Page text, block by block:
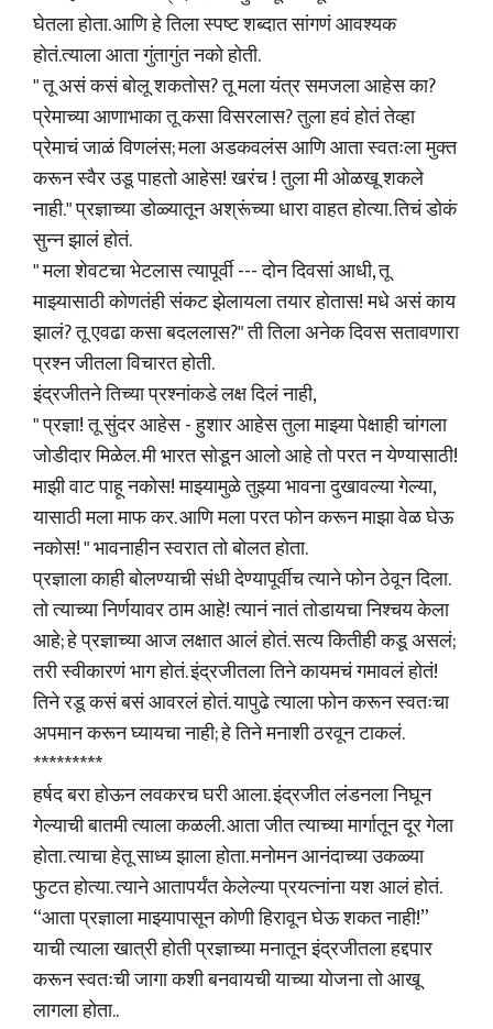
घेतला होता. आणि हे तिला स्पष्ट शब्दात सांगणं आवश्यक
होतं.त्याला आता गुंतागुंत नको होती.
" तू असं कसं बोलू शकतोस? तू मला यंत्र समजला आहेस का?
प्रेमाच्या आणाभाका तू कसा विसरलास? तुला हवं होतं तेव्हा
प्रेमाचं जाळं विणलंस; मला अडकवलंस आणि आता स्वतःला मुक्त
करून स्वैर उडू पाहतो आहेस! खरंच ! तुला मी ओळखू शकले
नाही." प्रज्ञाच्या डोळ्यातून अश्रूंच्या धारा वाहत होत्या. तिचं डोकं
सुन्न झालं होतं.
" मला शेवटचा भेटलास त्यापूर्वी --- दोन दिवसां आधी, तू
माझ्यासाठी कोणतंही संकट झेलायला तयार होतास! मधे असं काय
झालं? तू एवढा कसा बदललास?" ती तिला अनेक दिवस सतावणारा
प्रश्न जीतला विचारत होती.
इंद्रजीतने तिच्या प्रश्नांकडे लक्ष दिलं नाही,
" प्रज्ञा! तू सुंदर आहेस - हुशार आहेस तुला माझ्या पेक्षाही चांगला
जोडीदार मिळेल. मी भारत सोडून आलो आहे तो परत न येण्यासाठी!
माझी वाट पाहू नकोस! माझ्यामुळे तुझ्या भावना दुखावल्या गेल्या,
यासाठी मला माफ कर. आणि मला परत फोन करून माझा वेळ घेऊ
नकोस! " भावनाहीन स्वरात तो बोलत होता.
प्रज्ञाला काही बोलण्याची संधी देण्यापूर्वीच त्याने फोन ठेवून दिला.
तो त्याच्या निर्णयावर ठाम आहे! त्यानं नातं तोडायचा निश्चय केला
आहे; हे प्रज्ञाच्या आज लक्षात आलं होतं. सत्य कितीही कडू असलं;
तरी स्वीकारणं भाग होतं. इंद्रजीतला तिने कायमचं गमावलं होतं!
तिने रडू कसं बसं आवरलं होतं. यापुढे त्याला फोन करून स्वतःचा
अपमान करून घ्यायचा नाही; हे तिने मनाशी ठरवून टाकलं.
*********
हर्षद बरा होऊन लवकरच घरी आला. इंद्रजीत लंडनला निघून
गेल्याची बातमी त्याला कळली. आता जीत त्याच्या मार्गातून दूर गेला
होता. त्याचा हेतू साध्य झाला होता. मनोमन आनंदाच्या उकळ्या
फुटत होत्या. त्याने आतापर्यंत केलेल्या प्रयत्नांना यश आलं होतं.
“आता प्रज्ञाला माझ्यापासून कोणी हिरावून घेऊ शकत नाही!”
याची त्याला खात्री होती प्रज्ञाच्या मनातून इंद्रजीतला हद्दपार
करून स्वतःची जागा कशी बनवायची याच्या योजना तो आखू
लागला होता..